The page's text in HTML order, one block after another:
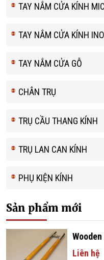
TAY NẮM CỬA KÍNH
TAY NẮM CỬA KÍNH
TAY NẮM CỬA GỖ
CHÂN TRỤ
TRỤ CẦU THANG KÍNH
TRỤ LAN CAN KÍNH
PHỤ KIỆN KÍNH
Sản phẩm mới
Liên hệ